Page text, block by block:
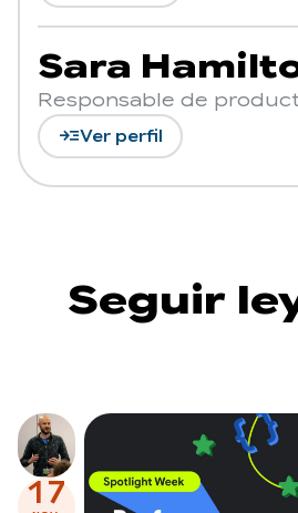
Sara
Responsable de
read_moreVer perfil
Seguir
17